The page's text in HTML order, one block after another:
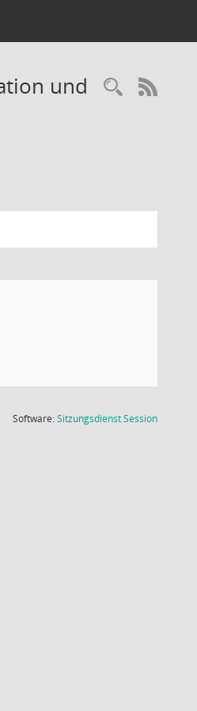
und
Software:SitzungsdienstSession(Wird in